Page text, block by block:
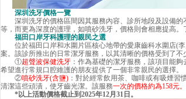
深圳洗牙價格一覽
深圳洗牙的價格區間因其服務內容、診所地段及設備的
等，而更為深度的護理，如噴砂洗牙，價格則會相應提高。
福田口岸牙科護理的親民之選
位於福田口岸和水圍片區核心地帶的愛康齒科水圍店(李
案。該診所推出的日常潔牙服務，以其清晰的價格受到了不
①超聲波保健洗牙 ：作為基礎的潔牙服務，該項目能夠
希望進行常規口腔維護的朋友提供了一個非常親民的選擇。
②噴砂洗牙(含鹽) ：對於經常飲用茶、咖啡或有吸煙
清潔這些頑漬，使牙齒光潔。該服務一次的價格約為158元。
*以上活動價格截止到2025年12月31日。